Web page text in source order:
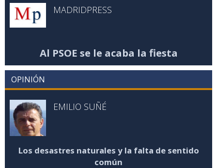
MADRIDPRESS
Al PSOE se le acaba la fiesta
OPINIÓN
EMILIO SUÑÉ
Los desastres naturales y la falta de sentido
común